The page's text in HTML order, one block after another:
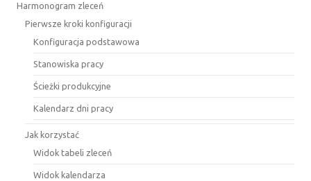
Harmonogram zleceń
Pierwsze kroki konfiguracji
Konfiguracja podstawowa
Stanowiska pracy
Ścieżki produkcyjne
Kalendarz dni pracy
Jak korzystać
Widok tabeli zleceń
Widok kalendarza